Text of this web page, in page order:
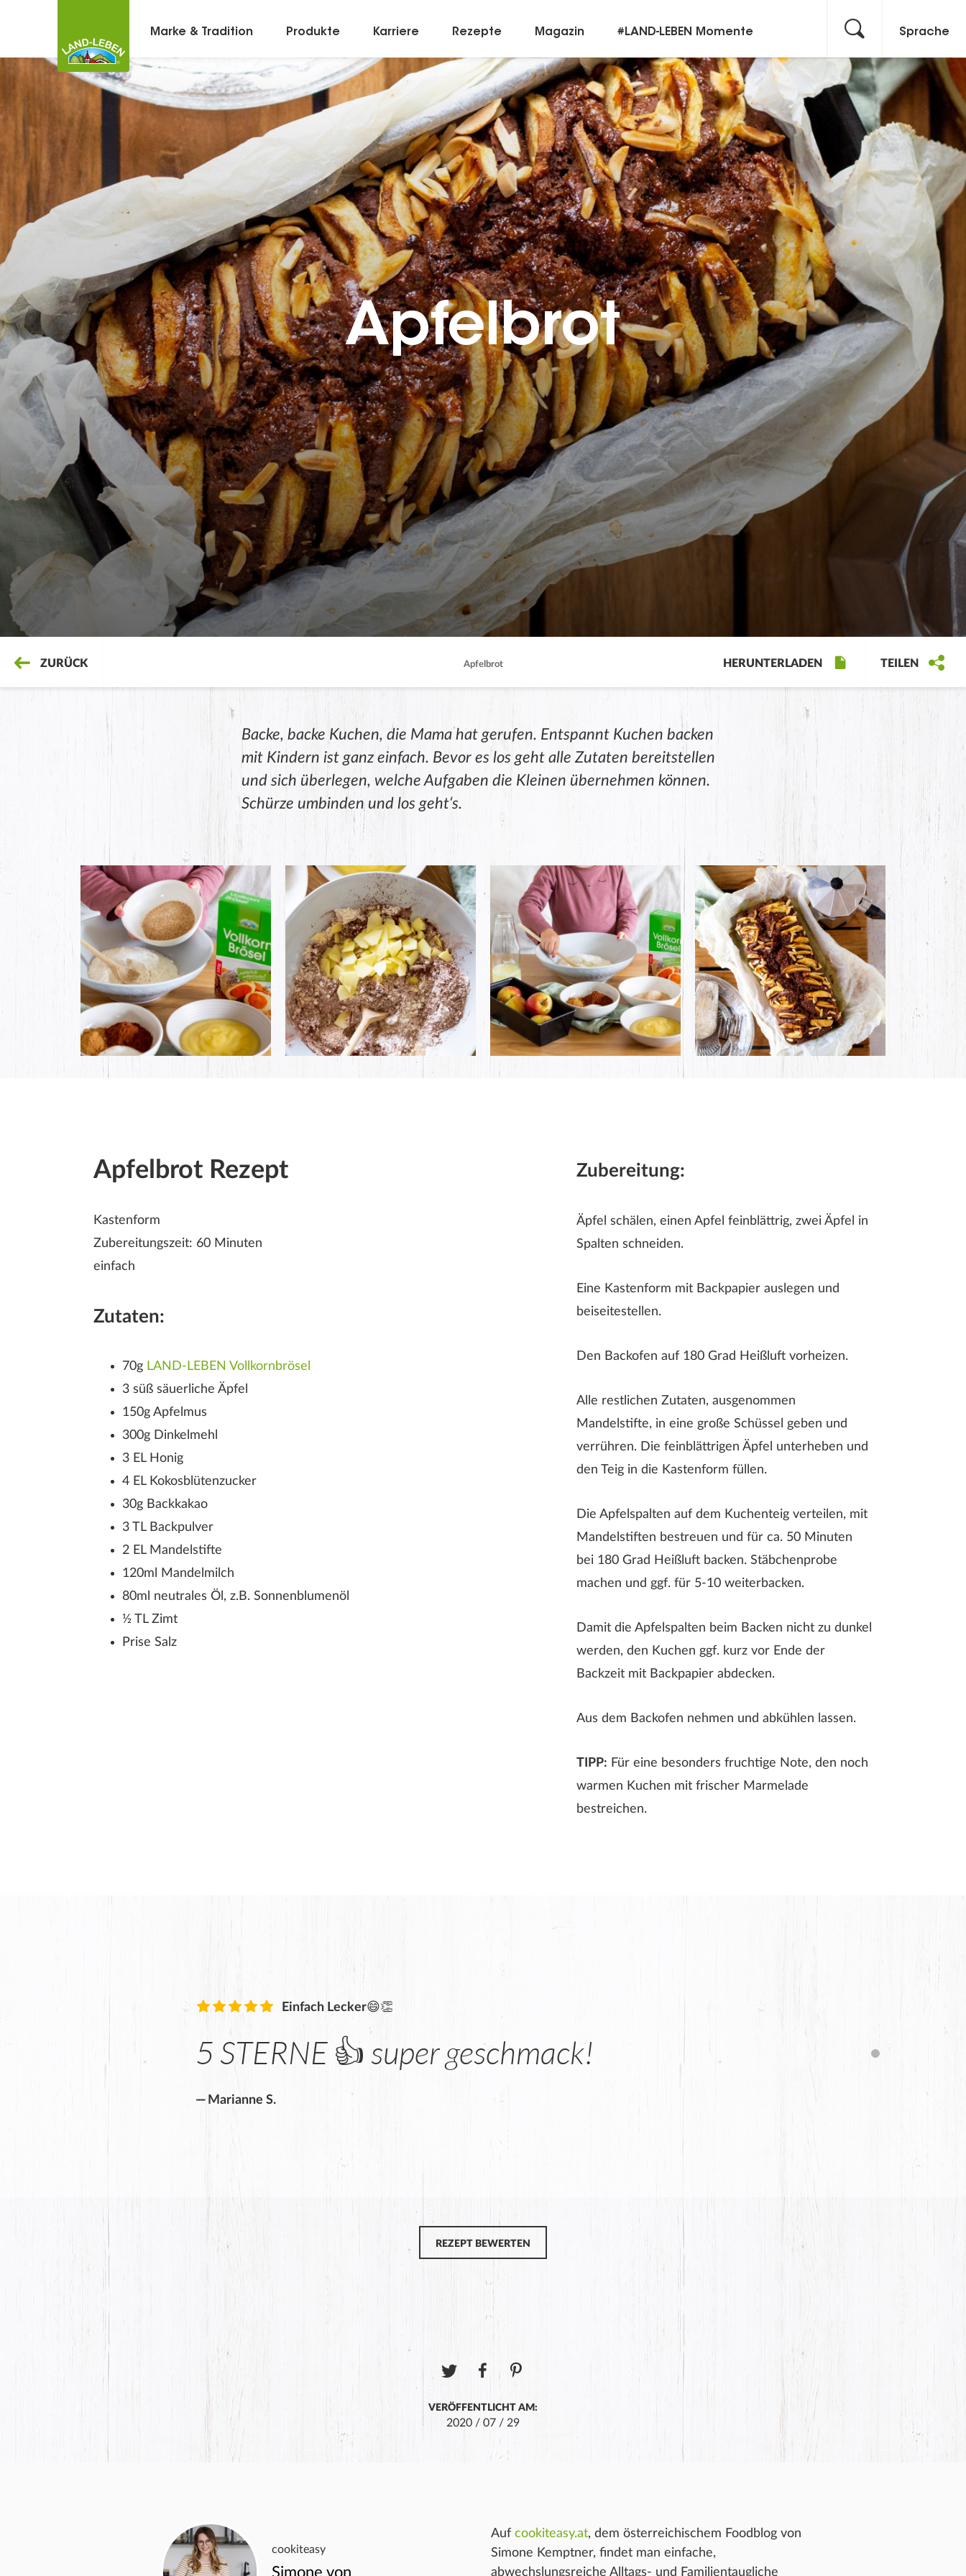
Marke & Tradition Produkte Karriere Rezepte Magazin #LAND-LEBEN Momente
Kontakt
Sprache
Apfelbrot
ZURÜCK Apfelbrot HERUNTERLADEN TEILEN
Backe, backe Kuchen, die Mama hat gerufen. Entspannt Kuchen backen
mit Kindern ist ganz einfach. Bevor es los geht alle Zutaten bereitstellen
und sich überlegen, welche Aufgaben die Kleinen übernehmen können.
Schürze umbinden und los geht‘s.
Apfelbrot Rezept
Kastenform
Zubereitungszeit: 60 Minuten
einfach
Zutaten:
70g LAND-LEBEN Vollkornbrösel
3 süß säuerliche Äpfel
150g Apfelmus
300g Dinkelmehl
3 EL Honig
4 EL Kokosblütenzucker
30g Backkakao
3 TL Backpulver
2 EL Mandelstifte
120ml Mandelmilch
80ml neutrales Öl, z.B. Sonnenblumenöl
½ TL Zimt
Prise Salz
Zubereitung:
Äpfel schälen, einen Apfel feinblättrig, zwei Äpfel in
Spalten schneiden.
Eine Kastenform mit Backpapier auslegen und
beiseitestellen.
Den Backofen auf 180 Grad Heißluft vorheizen.
Alle restlichen Zutaten, ausgenommen
Mandelstifte, in eine große Schüssel geben und
verrühren. Die feinblättrigen Äpfel unterheben und
den Teig in die Kastenform füllen.
Die Apfelspalten auf dem Kuchenteig verteilen, mit
Mandelstiften bestreuen und für ca. 50 Minuten
bei 180 Grad Heißluft backen. Stäbchenprobe
machen und ggf. für 5-10 weiterbacken.
Damit die Apfelspalten beim Backen nicht zu dunkel
werden, den Kuchen ggf. kurz vor Ende der
Backzeit mit Backpapier abdecken.
Aus dem Backofen nehmen und abkühlen lassen.
TIPP: Für eine besonders fruchtige Note, den noch
warmen Kuchen mit frischer Marmelade
bestreichen.
Einfach Lecker😄👏
5 STERNE 👍 super geschmack!
Marianne S.
Einfach Lecker😄👏
Marianne S.
REZEPT BEWERTEN
VERÖFFENTLICHT AM:
2020 / 07 / 29
cookiteasy
Simone von
Auf cookiteasy.at, dem österreichischem Foodblog von
Simone Kemptner, findet man einfache,
abwechslungsreiche Alltags- und Familientaugliche